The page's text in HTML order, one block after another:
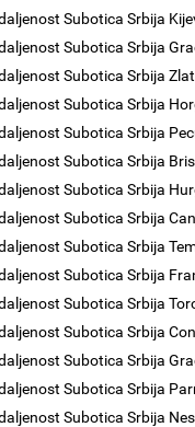
Subotica Srbija
Subotica Srbija
Subotica Srbija
Subotica Srbija
Subotica Srbija
Subotica Srbija
Subotica Srbija
Subotica Srbija
Subotica Srbija
Subotica Srbija
Subotica Srbija
Subotica Srbija
Subotica Srbija
Subotica Srbija
Subotica Srbija